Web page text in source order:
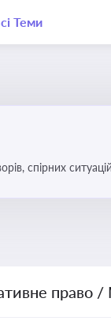
Теми
спірних
право /